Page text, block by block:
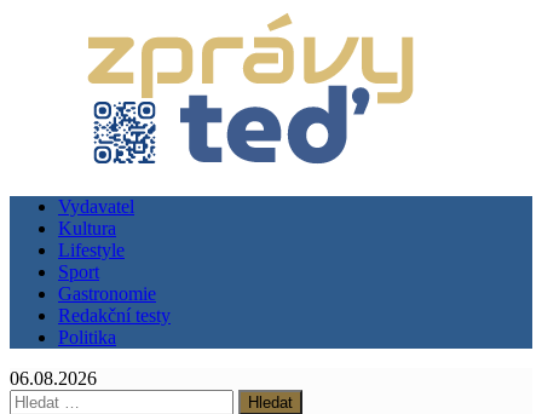
Vydavatel
Kultura
Lifestyle
Sport
Gastronomie
Redakční testy
Politika
06.08.2026
Vyhledávání